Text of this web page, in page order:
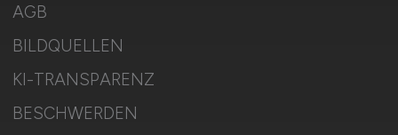
AGB
BILDQUELLEN
KI-TRANSPARENZ
BESCHWERDEN